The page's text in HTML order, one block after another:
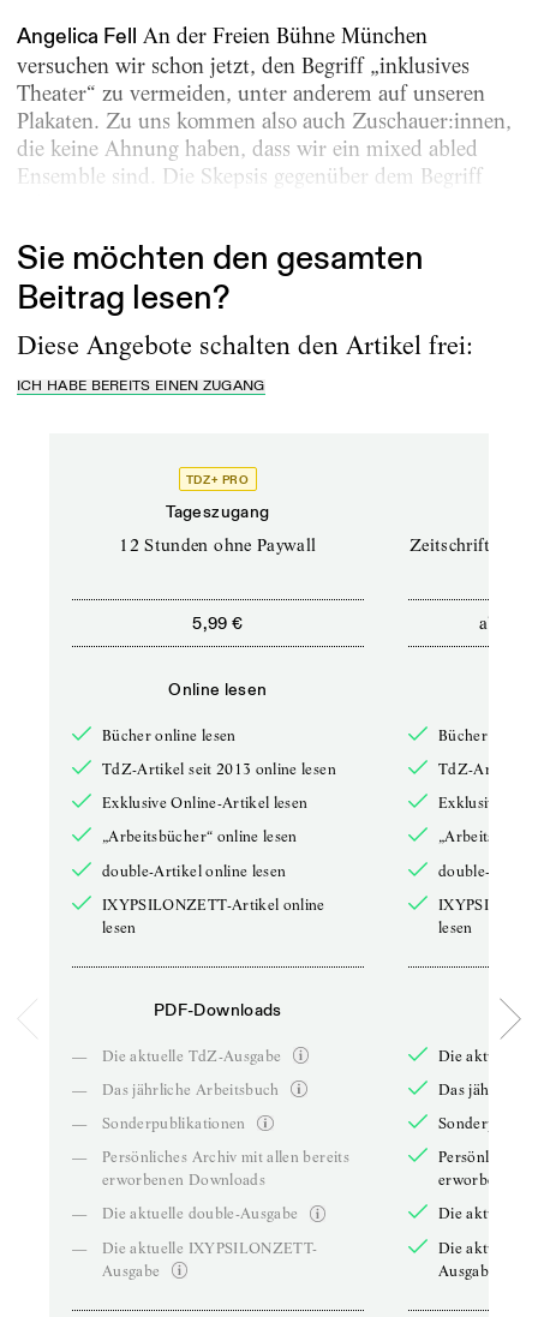
Angelica Fell An der Freien Bühne München
versuchen wir schon jetzt, den Begriff „inklusives
Theater“ zu vermeiden, unter anderem auf unseren
Plakaten. Zu uns kommen also auch Zuschauer:innen,
die keine Ahnung haben, dass wir ein mixed abled
Ensemble sind. Die Skepsis gegenüber dem Begriff
Sie möchten den gesamten
Beitrag lesen?
Diese Angebote schalten den Artikel frei:
ICH HABE BEREITS EINEN ZUGANG
TDZ+ PRO
Tageszugang
12 Stunden ohne Paywall
5,99 €
Online lesen
Bücher online lesen
TdZ-Artikel seit 2013 online lesen
Exklusive Online-Artikel lesen
„Arbeitsbücher“ online lesen
double-Artikel online lesen
IXYPSILONZETT-Artikel online
lesen
PDF-Downloads
—
Die aktuelle TdZ-Ausgabe
—
Das jährliche Arbeitsbuch
—
Sonderpublikationen
—
Persönliches Archiv mit allen bereits
erworbenen Downloads
—
Die aktuelle double-Ausgabe
—
Die aktuelle IXYPSILONZETT-
Ausgabe
Zeitschriften
ab
Bücher online
TdZ-Artikel
Exklusive
double-
lesen
Die aktuelle
Das jährliche
Persönliches
erworbenen
Die aktuelle
Die aktuelle
Ausgabe